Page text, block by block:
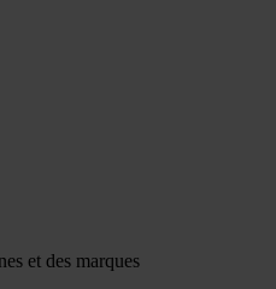
et des marques